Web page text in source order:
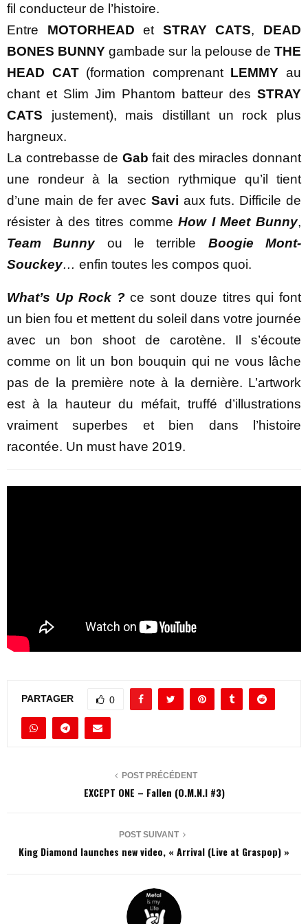
fil conducteur de l’histoire.
Entre MOTORHEAD et STRAY CATS, DEAD
BONES BUNNY gambade sur la pelouse deTHE
HEAD CAT(formation comprenant LEMMY au
chant et Slim Jim Phantom batteur des STRAY
CATS justement), mais distillant un rock plus
hargneux.
La contrebasse de Gab fait des miracles donnant
une rondeur à la section rythmique qu’il tient
d’une main de fer avec Savi aux futs. Difficile de
résister à des titres commeHow I Meet Bunny,
Team Bunnyou le terrible Boogie Mont-
Souckey… enfin toutes les compos quoi.
What’s Up Rock ?ce sont douze titres qui font
un bien fou et mettent du soleil dans votre journée
avec un bon shoot de carotène. Il s’écoute
comme on lit un bon bouquin qui ne vous lâche
pas de la première note à la dernière. L’artwork
est à la hauteur du méfait, truffé d’illustrations
vraiment superbes et bien dans l’histoire
racontée. Un must have 2019.
PARTAGER 0
POST PRÉCÉDENT
EXCEPT ONE – Fallen (O.M.N.I #3)
POST SUIVANT
King Diamond launches new video, « Arrival (Live at Graspop) »